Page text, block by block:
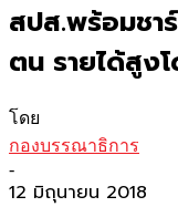
สปส.พร้อมชา
ตน รายได้สูง
โดย
กองบรรณาธิการ
-
12 มิถุนายน 2018